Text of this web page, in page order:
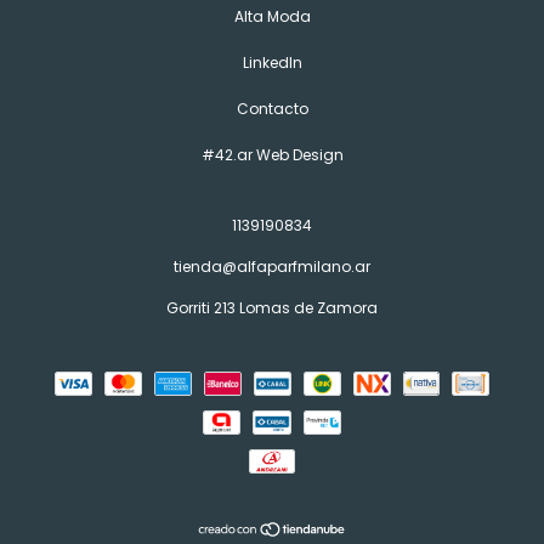
Alta Moda
LinkedIn
Contacto
#42.ar Web Design
1139190834
tienda@alfaparfmilano.ar
Gorriti 213 Lomas de Zamora